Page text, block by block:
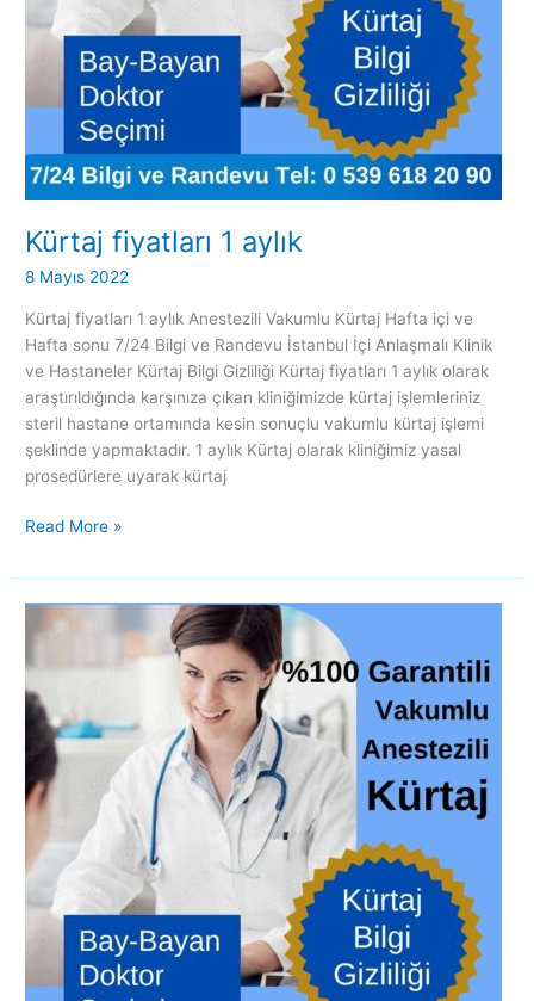
Kürtaj fiyatları 1 aylık
8 Mayıs 2022
Kürtaj fiyatları 1 aylık Anestezili Vakumlu Kürtaj Hafta içi ve
Hafta sonu 7/24 Bilgi ve Randevu İstanbul İçi Anlaşmalı Klinik
ve Hastaneler Kürtaj Bilgi Gizliliği Kürtaj fiyatları 1 aylık olarak
araştırıldığında karşınıza çıkan kliniğimizde kürtaj işlemleriniz
steril hastane ortamında kesin sonuçlu vakumlu kürtaj işlemi
şeklinde yapmaktadır. 1 aylık Kürtaj olarak kliniğimiz yasal
prosedürlere uyarak kürtaj
Read More »
Kürtaj
fiyatları
Şişli